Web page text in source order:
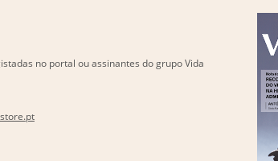
no portal ou assinantes do grupo Vida